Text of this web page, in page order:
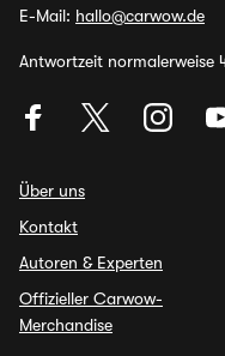
E-Mail: hallo@carwow.de
Antwortzeit normalerweise
Über uns
Kontakt
Autoren & Experten
Offizieller Carwow-
Merchandise